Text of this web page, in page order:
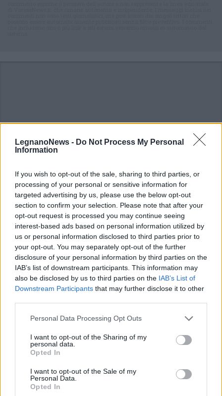
LegnanoNews - Do Not Process My Personal
Information
If you wish to opt-out of the sale, sharing to third parties, or
processing of your personal or sensitive information for
targeted advertising by us, please use the below opt-out
section to confirm your selection. Please note that after your
opt-out request is processed you may continue seeing
interest-based ads based on personal information utilized by
us or personal information disclosed to third parties prior to
your opt-out. You may separately opt-out of the further
disclosure of your personal information by third parties on the
IAB’s list of downstream participants. This information may
also be disclosed by us to third parties on the IAB’s List of
Downstream Participants that may further disclose it to other
Personal Data Processing Opt Outs
I want to opt-out of the Sharing of my
personal data.
Opted In
I want to opt-out of the Sale of my
Personal Data.
Opted In
ALTRE NOTIZIE DI PARABIAGO